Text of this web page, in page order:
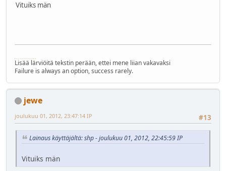
Vituiks män
Lisää lärviöitä tekstin perään, ettei mene liian vakavaksi
Failure is always an option, success rarely.
jewe
#13
joulukuu 01, 2012, 23:47:14 IP
Lainaus käyttäjältä: shp - joulukuu 01, 2012, 22:45:59 IP
Vituiks män